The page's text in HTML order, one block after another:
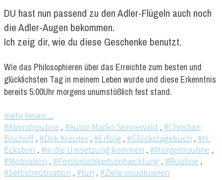
DU hast nun passend zu den Adler-Flügeln auch noch
die Adler-Augen bekommen.
Ich zeig dir, wie du diese Geschenke benutzt.
Wie das Philosophieren über das Erreichte zum besten und
glücklichsten Tag in meinem Leben wurde und diese Erkenntnis
bereits 5:00Uhr morgens unumstößlich fest stand.
mehr lesen....
#Abendroutine , #Autor Marko Sennewald , #Christian
Bischoff , #Dirk Kreuter, #Erfolg , #Glückstagebuch , #H.
Eckstein , #in die Umsetzung kommen , #Morgenroutine ,
#Motivation , #Persönlichkeitsentwicklung , #Routine ,
#Selbstmotivation , #tun , #Ziele visualisieren